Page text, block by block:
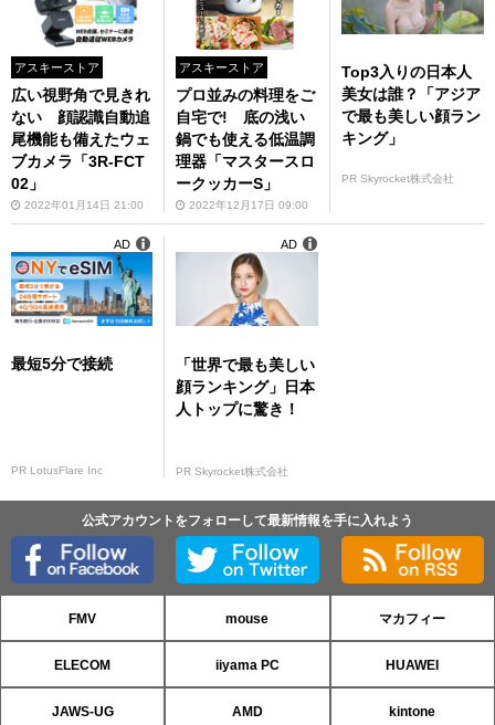
アスキーストア
広い視野角で見きれ
ない 顔認識自動追
尾機能も備えたウェ
ブカメラ「3R-FCT
02」
2022年01月14日 21:00
アスキーストア
プロ並みの料理をご
自宅で! 底の浅い
鍋でも使える低温調
理器「マスタースロ
ークッカーS」
2022年12月17日 09:00
Top3入りの日本人
美女は誰？「アジア
で最も美しい顔ラン
キング」
PR Skyrocket株式会社
最短5分で接続
PR LotusFlare Inc
AD
「世界で最も美しい
顔ランキング」日本
人トップに驚き！
PR Skyrocket株式会社
AD
公式アカウントをフォローして最新情報を手に入れよう
FMV mouse マカフィー
ELECOM iiyama PC HUAWEI
JAWS-UG AMD kintone